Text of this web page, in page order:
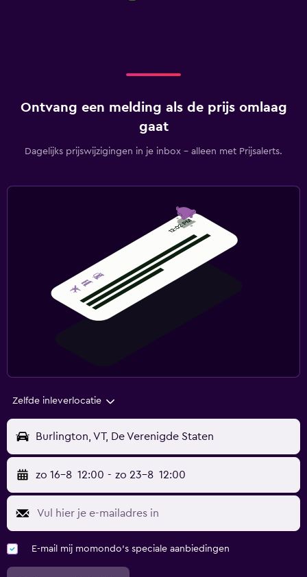
Ontvang een melding als de prijs omlaag
gaat
Dagelijks prijswijzigingen in je inbox - alleen met Prijsalerts.
Zelfde inleverlocatie
Burlington, VT, De Verenigde Staten
zo 16-8 12:00 - zo 23-8 12:00
E-mail mij momondo's speciale aanbiedingen